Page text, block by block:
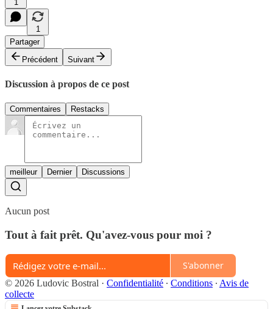
1
1
Partager
Précédent
Suivant
Discussion à propos de ce post
Commentaires Restacks
meilleur Dernier Discussions
Aucun post
Tout à fait prêt. Qu'avez-vous pour moi ?
S'abonner
© 2026 Ludovic Bostral · Confidentialité ∙ Conditions ∙ Avis de
collecte